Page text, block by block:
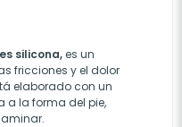
silicona,es un
fricciones y el dolor
elaborado con un
a la forma del pie,